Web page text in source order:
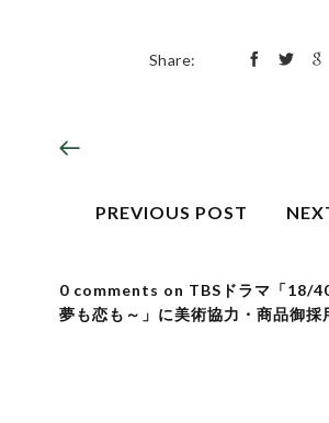
Share:
PREVIOUS POST
0 comments on TBSドラマ「18/
夢も恋も～」に美術協力・商品御採